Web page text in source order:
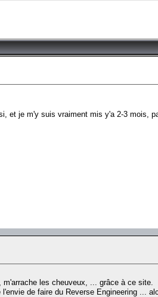
et je m'y suis vraiment mis y'a 2-3 mois,
les cheuveux, ... grâce à ce site.
de faire du Reverse Engineering ...